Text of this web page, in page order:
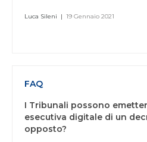
Luca Sileni | 19 Gennaio 2021
FAQ
I Tribunali possono
esecutiva digitale di un
opposto?